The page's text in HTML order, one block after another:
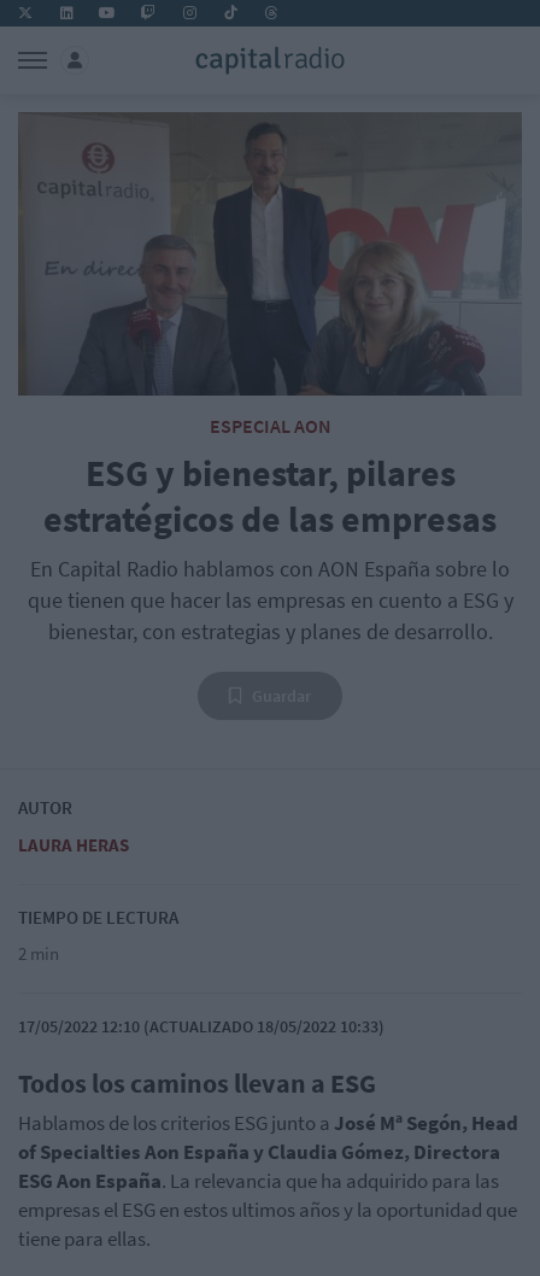
ESPECIAL AON
ESG y bienestar, pilares
estratégicos de las empresas
En Capital Radio hablamos con AON España sobre lo
que tienen que hacer las empresas en cuento a ESG y
bienestar, con estrategias y planes de desarrollo.
AUTOR
LAURA HERAS
TIEMPO DE LECTURA
2 min
17/05/2022 12:10 (ACTUALIZADO 18/05/2022 10:33)
Todos los caminos llevan a ESG
Hablamos de los criterios ESG junto a José Mª Segón, Head
of Specialties Aon España y Claudia Gómez, Directora
ESG Aon España. La relevancia que ha adquirido para las
empresas el ESG en estos ultimos años y la oportunidad que
tiene para ellas.